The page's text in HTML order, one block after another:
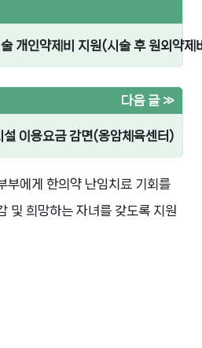
개인약제비 지원(시술 후 원외약제
다음 글 »
설 이용요금 감면(옹암체육센터)
부에게 한의약 난임치료 기회를
및 희망하는 자녀를 갖도록 지원